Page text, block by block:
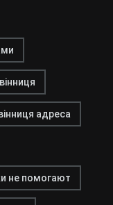
адреса
не помогают